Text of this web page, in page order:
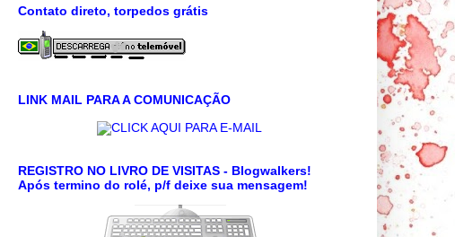
Contato direto, torpedos grátis
LINK MAIL PARA A COMUNICAÇÃO
CLICK AQUI PARA E-MAIL
REGISTRO NO LIVRO DE VISITAS - Blogwalkers!
Após termino do rolé, p/f deixe sua mensagem!